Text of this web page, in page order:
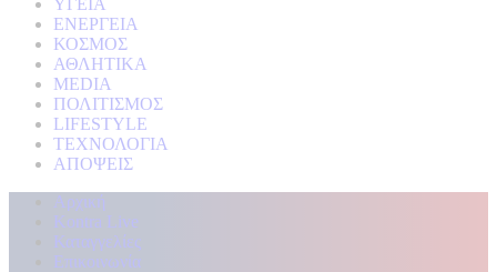
ΥΓΕΙΑ
ΕΝΕΡΓΕΙΑ
ΚΟΣΜΟΣ
ΑΘΛΗΤΙΚΑ
MEDIA
ΠΟΛΙΤΙΣΜΟΣ
LIFESTYLE
ΤΕΧΝΟΛΟΓΙΑ
ΑΠΟΨΕΙΣ
Αρχική
Kontra Live
Καταγγελίες
Επικοινωνία